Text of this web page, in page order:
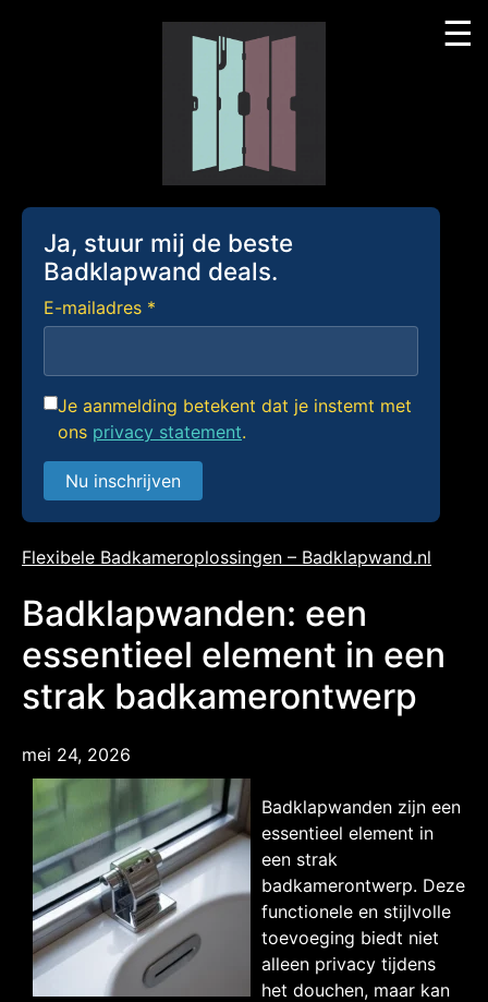
Ja, stuur mij de beste
Badklapwand deals.
E-mailadres *
Je aanmelding betekent dat je instemt met
ons privacy statement.
Nu inschrijven
Flexibele Badkameroplossingen – Badklapwand.nl
☰
Badklapwanden: een
essentieel element in een
strak badkamerontwerp
mei 24, 2026
Badklapwanden zijn een
essentieel element in
een strak
badkamerontwerp. Deze
functionele en stijlvolle
toevoeging biedt niet
alleen privacy tijdens
het douchen, maar kan